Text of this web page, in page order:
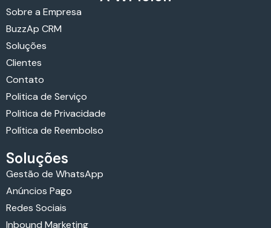
Sobre a Empresa
BuzzAp CRM
Soluções
Clientes
Contato
Politica de Serviço
Politica de Privacidade
Política de Reembolso
Soluções
Gestão de WhatsApp
Anúncios Pago
Redes Sociais
Inbound Marketing